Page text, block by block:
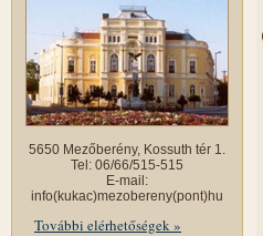
5650 Mezőberény, Kossuth tér 1.
Tel: 06/66/515-515
E-mail:
info(kukac)mezobereny(pont)hu
További elérhetőségek »